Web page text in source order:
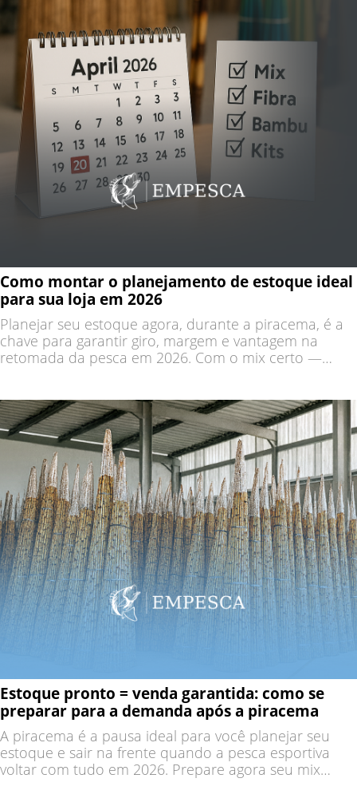
Como montar o planejamento de estoque ideal
para sua loja em 2026
Planejar seu estoque agora, durante a piracema, é a
chave para garantir giro, margem e vantagem na
retomada da pesca em 2026. Com o mix certo —
Estoque pronto = venda garantida: como se
preparar para a demanda após a piracema
A piracema é a pausa ideal para você planejar seu
estoque e sair na frente quando a pesca esportiva
voltar com tudo em 2026. Prepare agora seu mix